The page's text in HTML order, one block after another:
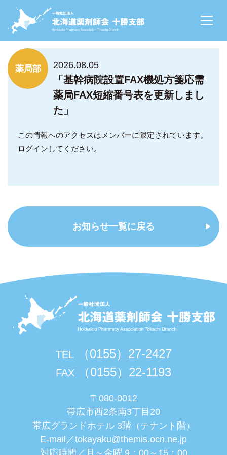
NEWS
薬局部 2026.08.05
「基幹病院設置FAX機処方箋応需
薬局FAX短縮番号表を更新しまし
た」
この情報へのアクセスはメンバーに限定されています。
ログインしてください。
お知らせ一覧に戻る
TEL （0155）27-2427
FAX （0155）22-1193
〒080-0012
帯広市西2条南3丁目20
帯広グランドホテル 3階（テナント階）
E-mail／tokayaku@themis.ocn.ne.jp
対応時間／月～金曜 9：00～15：00